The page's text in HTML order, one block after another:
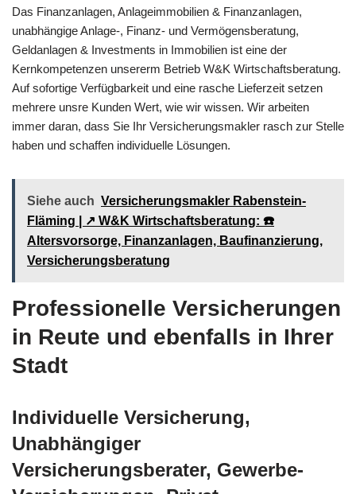
Das Finanzanlagen, Anlageimmobilien & Finanzanlagen,
unabhängige Anlage-, Finanz- und Vermögensberatung,
Geldanlagen & Investments in Immobilien ist eine der
Kernkompetenzen unsererm Betrieb W&K Wirtschaftsberatung.
Auf sofortige Verfügbarkeit und eine rasche Lieferzeit setzen
mehrere unsre Kunden Wert, wie wir wissen. Wir arbeiten
immer daran, dass Sie Ihr Versicherungsmakler rasch zur Stelle
haben und schaffen individuelle Lösungen.
Siehe auch Versicherungsmakler Rabenstein-
Fläming | ↗️ W&K Wirtschaftsberatung: ☎️
Altersvorsorge, Finanzanlagen, Baufinanzierung,
Versicherungsberatung
Professionelle Versicherungen
in Reute und ebenfalls in Ihrer
Stadt
Individuelle Versicherung,
Unabhängiger
Versicherungsberater, Gewerbe-